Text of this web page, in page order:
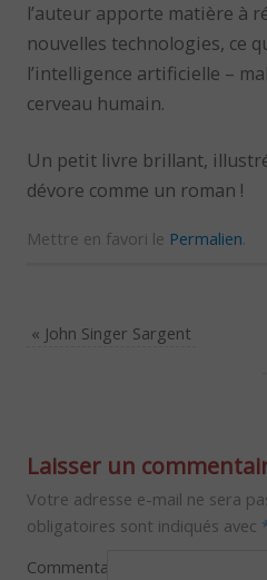
l’auteur apporte matière à
nouvelles technologies, ce
l’intelligence artificielle –
cerveau humain.
Un petit livre brillant,
dévore comme un roman !
Mettre en favori le Permalien
« John Singer Sargent
Laisser un
Votre adresse e-mail ne sera
obligatoires sont indiqués avec
Commentaire